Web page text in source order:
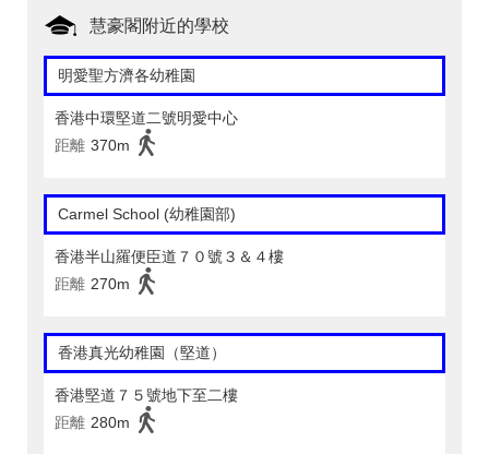
慧豪閣附近的學校
明愛聖方濟各幼稚園
香港中環堅道二號明愛中心
距離 370m
Carmel School (幼稚園部)
香港半山羅便臣道７０號３＆４樓
距離 270m
香港真光幼稚園（堅道）
香港堅道７５號地下至二樓
距離 280m